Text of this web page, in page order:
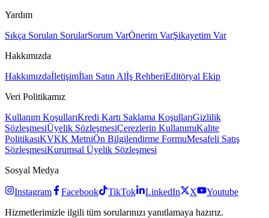
Yardım
Sıkça Sorulan SorularSorum VarÖnerim VarŞikayetim Var
Hakkımızda
Hakkımızdaİletişimİlan Satın Alİş RehberiEditöryal Ekip
Veri Politikamız
Kullanım KoşullarıKredi Kartı Saklama KoşullarıGizlilik
SözleşmesiÜyelik SözleşmesiÇerezlerin KullanımıKalite
PolitikasıKVKK MetniÖn Bilgilendirme FormuMesafeli Satış
SözleşmesiKurumsal Üyelik Sözleşmesi
Sosyal Medya
Instagram Facebook TikTok LinkedIn X
Youtube
Hizmetlerimizle ilgili tüm sorularınızı yanıtlamaya hazırız.